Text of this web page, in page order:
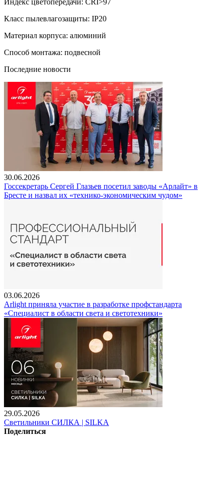
Класс пылевлагозащиты: IP20
Материал корпуса: алюминий
Способ монтажа: подвесной
Последние новости
30.06.2026
Госсекретарь Сергей Глазьев посетил заводы «Арлайт» в
Бресте и назвал их «технико-экономическим чудом»
03.06.2026
Arlight приняла участие в разработке профстандарта
«Специалист в области света и светотехники»
29.05.2026
Светильники СИЛКА | SILKA
Поделиться